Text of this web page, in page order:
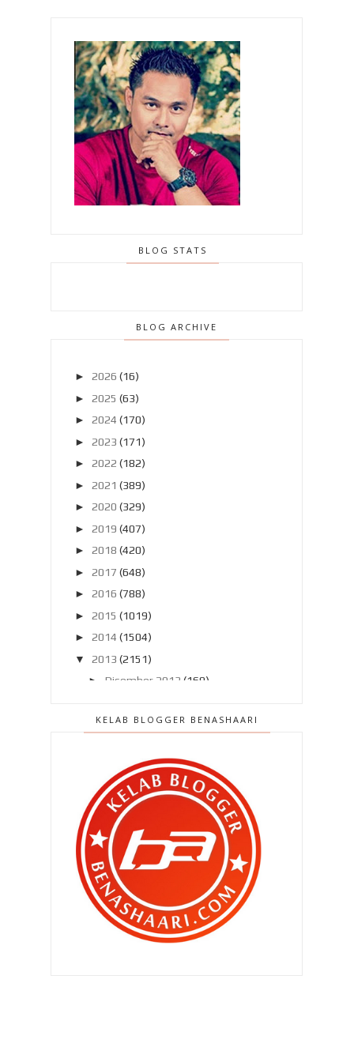
BLOG STATS
BLOG ARCHIVE
► 2026 (16)
► 2025 (63)
► 2024 (170)
► 2023 (171)
► 2022 (182)
► 2021 (389)
► 2020 (329)
► 2019 (407)
► 2018 (420)
► 2017 (648)
► 2016 (788)
► 2015 (1019)
► 2014 (1504)
▼
2013 (2151)
► Disember 2013 (169)
►Oktober 2013 (160)
Ogos 2013(182)
▼ Julai 2013(220)
Penyakit berjangkit kembali !!
" Sayang , abang nak nikah sorang
lagi boleh ? "
Operator Hotline Maybank sibuk
sangat ke ?
Kejam benar aih..
KELAB BLOGGER BENASHAARI